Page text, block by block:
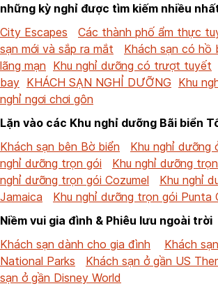
những kỳ nghỉ được tìm kiếm nhiều
City Escapes
Các thành phố ẩm thực
sạn mới và sắp ra mắt
Khách sạn có hồ
lãng mạn Khu nghỉ dưỡng có trượt tuyết
bay KHÁCH SẠN NGHỈ DƯỠNG Khu
nghỉ ngơi chơi gôn
Lặn vào các Khu nghỉ dưỡng Bãi biển
Khách sạn bên Bờ biển
Khu nghỉ dưỡng
nghỉ dưỡng trọn gói
Khu nghỉ dưỡng
nghỉ dưỡng trọn gói Cozumel
Khu nghỉ
Jamaica
Khu nghỉ dưỡng trọn gói Punta
Niềm vui gia đình & Phiêu lưu ngoài trời
Khách sạn dành cho gia đình
Khách
National Parks
Khách sạn ở gần US
sạn ở gần Disney World